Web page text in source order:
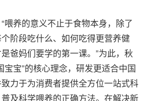
养的意义不止于食物本身，除了
阶段吃什么、如何吃得更营养健
爸妈们要学的第一课。”为此，秋
宝宝”的核心理念，研发更适合中国
力于为消费者提供全方位一站式科
及科学喂养的正确方法。在解决新